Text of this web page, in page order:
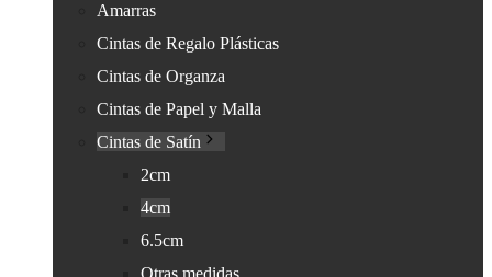
Amarras
Cintas de Regalo Plásticas
Cintas de Organza
Cintas de Papel y Malla
Cintas de Satín
2cm
4cm
6.5cm
Otras medidas